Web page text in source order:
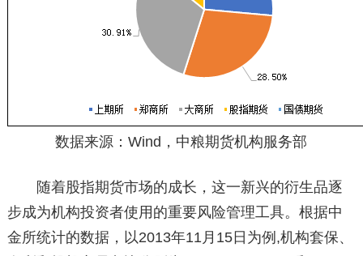
数据来源：Wind，中粮期货机构服务部
随着股指期货市场的成长，这一新兴的衍生品逐
步成为机构投资者使用的重要风险管理工具。根据中
金所统计的数据，以2013年11月15日为例,机构套保、